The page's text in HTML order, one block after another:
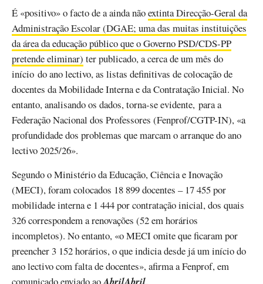
É «positivo» o facto de a ainda nãoextinta Direcção-Geral da
Administração Escolar (DGAE; uma das muitas instituições
da área da educação público que o Governo PSD/CDS-PP
pretende eliminar) ter publicado, a cerca de um mês do
início do ano lectivo, as listas definitivas de colocação de
docentes da Mobilidade Interna e da Contratação Inicial. No
entanto, analisando os dados, torna-se evidente, para a
Federação Nacional dos Professores (Fenprof/CGTP-IN), «a
profundidade dos problemas que marcam o arranque do ano
lectivo 2025/26».
Segundo o Ministério da Educação, Ciência e Inovação
(MECI), foram colocados 18 899 docentes – 17 455 por
mobilidade interna e 1 444 por contratação inicial, dos quais
326 correspondem a renovações (52 em horários
incompletos). No entanto, «o MECI omite que ficaram por
preencher 3 152 horários, o que indicia desde já um início do
ano lectivo com falta de docentes», afirma a Fenprof, em
comunicado enviado aoAbrilAbril.